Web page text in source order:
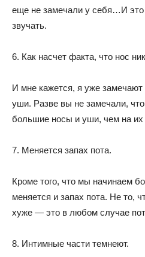
еще не замечали у себя…И это
звучать.
6. Как насчет факта, что нос
И мне кажется, я уже замечают
уши. Разве вы не замечали,
большие носы и уши, чем на
7. Меняется запах пота.
Кроме того, что мы начинаем
меняется и запах пота. Не то,
хуже — это в любом случае
8. Интимные части темнеют.